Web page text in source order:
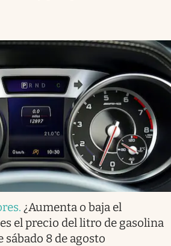
. ¿Aumenta o baja el
el precio del litro de gasolina
sábado 8 de agosto